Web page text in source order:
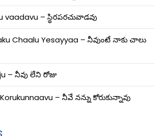
vaadavu – స్థిరపరచువాడవు
Chaalu Yesayyaa – నీవుంటే నాకు చాలు
– నీవు లేని రోజు
– నీవే నన్ను కోరుకున్నావు